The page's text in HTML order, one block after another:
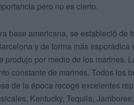
pero no es cierto.
base americana, se estableció de
y de forma más
produjo por medio de los marines.
constante de marines. Todos los
de la época recoge excelentes
Kentucky, Tequila,